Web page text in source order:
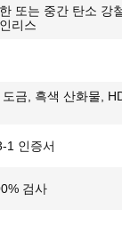
또는 중간 탄소 강
리스
금, 흑색 산화물,
1 인증서
검사